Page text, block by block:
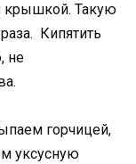
крышкой. Такую
Кипятить
не
горчицей,
уксусную